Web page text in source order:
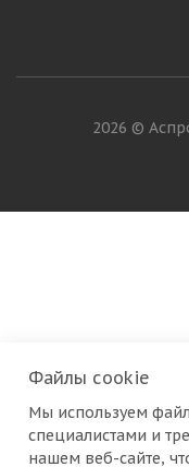
2026 ©
Файлы cookie
Мы используем
специалистами и
нашем веб-сайте,